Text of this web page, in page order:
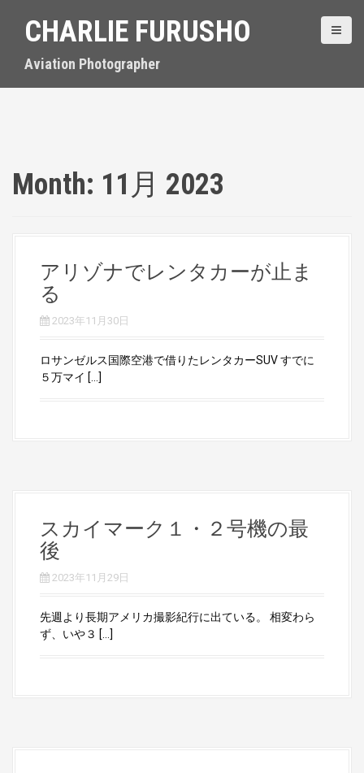
CHARLIE FURUSHO
Aviation Photographer
Month: 11月 2023
アリゾナでレンタカーが止ま
る
2023年11月30日
ロサンゼルス国際空港で借りたレンタカーSUV すでに
５万マイ […]
スカイマーク１・２号機の最
後
2023年11月29日
先週より長期アメリカ撮影紀行に出ている。 相変わら
ず、いや３ […]